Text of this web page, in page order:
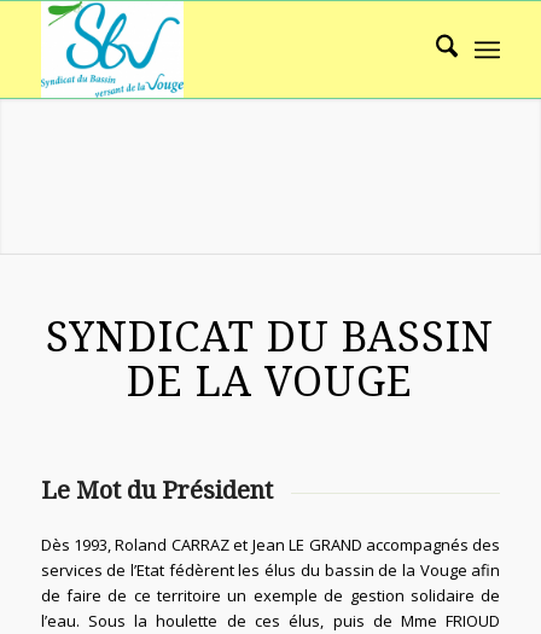
SYNDICAT DU BASSIN
DE LA VOUGE
Le Mot du Président
Dès 1993, Roland CARRAZ et Jean LE GRAND accompagnés des
services de l’Etat fédèrent les élus du bassin de la Vouge afin
de faire de ce territoire un exemple de gestion solidaire de
l’eau. Sous la houlette de ces élus, puis de Mme FRIOUD